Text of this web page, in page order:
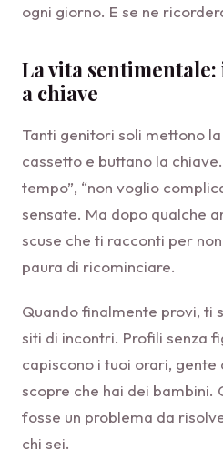
ogni giorno. E se ne
La vita
a chiave
Tanti genitori soli mettono
cassetto e buttano la
tempo”, “non voglio
sensate. Ma dopo qualche
scuse che ti racconti per
paura di ricominciare.
Quando finalmente provi, ti
siti di incontri. Profili senza
capiscono i tuoi orari, gente
scopre che hai dei bambini.
fosse un problema da
chi sei.